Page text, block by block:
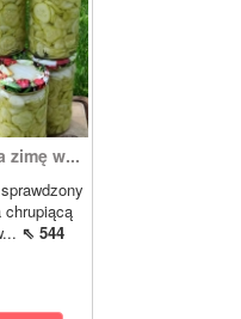
zimę w...
chrupiącą
⇖ 544